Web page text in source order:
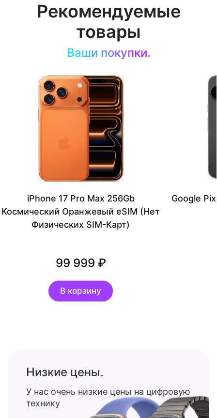
Рекомендуемые
товары
Ваши покупки.
iPhone 17 Pro Max 256Gb
Космический Оранжевый eSIM (Нет
Физических SIM-Карт)
99 999
В корзину
Google
Низкие цены.
У нас очень низкие цены на цифровую
технику